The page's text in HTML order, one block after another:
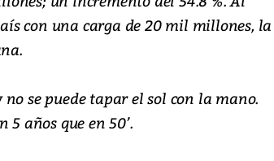
con una carga de 20 mil millones, la
se puede tapar el sol con la mano.
5 años que en 50’.